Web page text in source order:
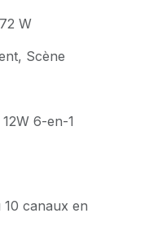
W
Scène
6-en-1
canaux en